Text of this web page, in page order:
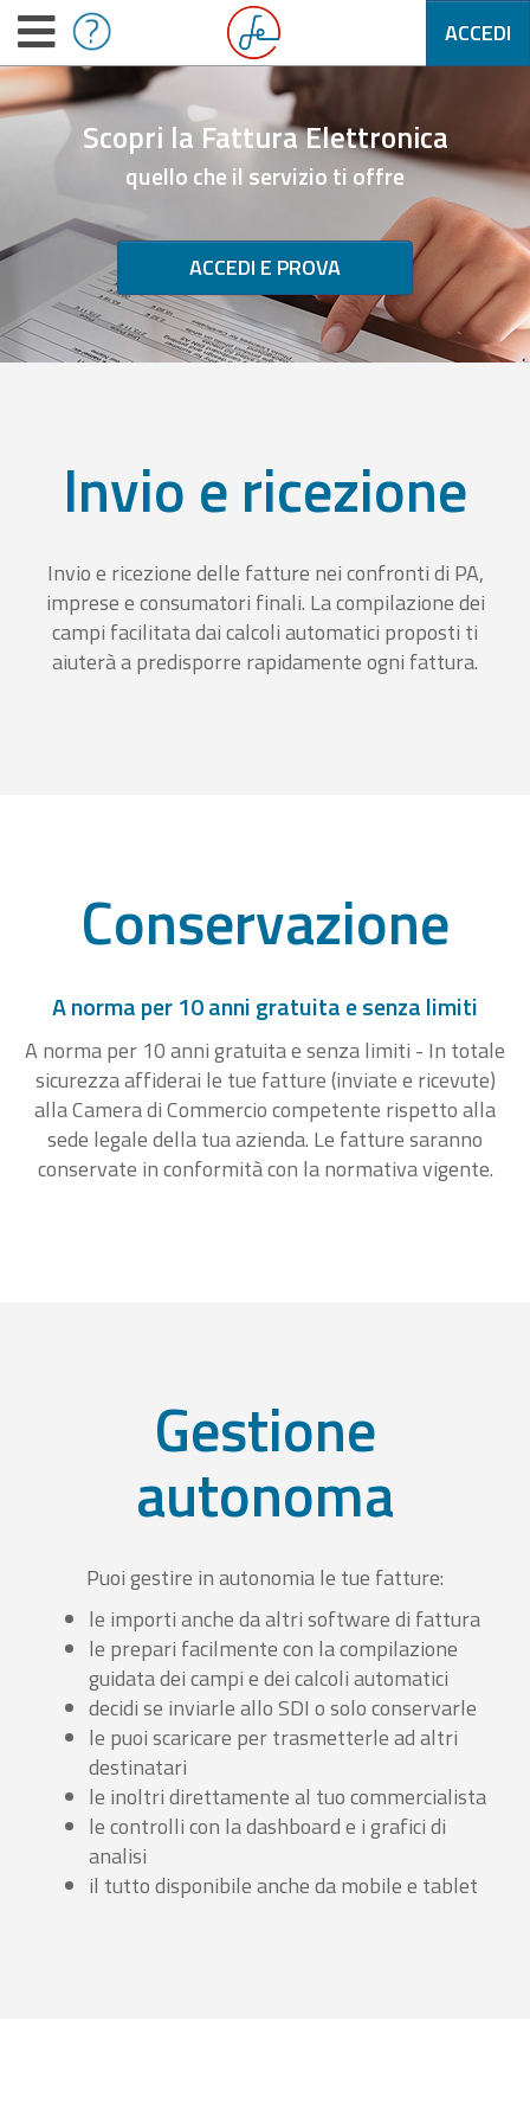
ACCEDI
Scopri la Fattura Elettronica
quello che il servizio ti offre
ACCEDI E PROVA
Invio e ricezione
Invio e ricezione delle fatture nei confronti di PA,
imprese e consumatori finali. La compilazione dei
campi facilitata dai calcoli automatici proposti ti
aiuterà a predisporre rapidamente ogni fattura.
Conservazione
A norma per 10 anni gratuita e senza limiti
A norma per 10 anni gratuita e senza limiti - In totale
sicurezza affiderai le tue fatture (inviate e ricevute)
alla Camera di Commercio competente rispetto alla
sede legale della tua azienda. Le fatture saranno
conservate in conformità con la normativa vigente.
Gestione
autonoma
Puoi gestire in autonomia le tue fatture:
le importi anche da altri software di fattura
le prepari facilmente con la compilazione
guidata dei campi e dei calcoli automatici
decidi se inviarle allo SDI o solo conservarle
le puoi scaricare per trasmetterle ad altri
destinatari
le inoltri direttamente al tuo commercialista
le controlli con la dashboard e i grafici di
analisi
il tutto disponibile anche da mobile e tablet